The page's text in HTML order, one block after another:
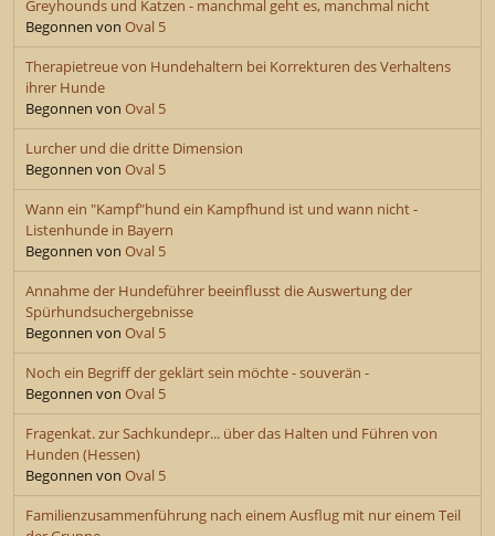
Greyhounds und Katzen - manchmal geht es, manchmal nicht
Begonnen von Oval 5
Therapietreue von Hundehaltern bei Korrekturen des Verhaltens
ihrer Hunde
Begonnen von Oval 5
Lurcher und die dritte Dimension
Begonnen von Oval 5
Wann ein "Kampf"hund ein Kampfhund ist und wann nicht -
Listenhunde in Bayern
Begonnen von Oval 5
Annahme der Hundeführer beeinflusst die Auswertung der
Spürhundsuchergebnisse
Begonnen von Oval 5
Noch ein Begriff der geklärt sein möchte - souverän -
Begonnen von Oval 5
Fragenkat. zur Sachkundepr... über das Halten und Führen von
Hunden (Hessen)
Begonnen von Oval 5
Familienzusammenführung nach einem Ausflug mit nur einem Teil